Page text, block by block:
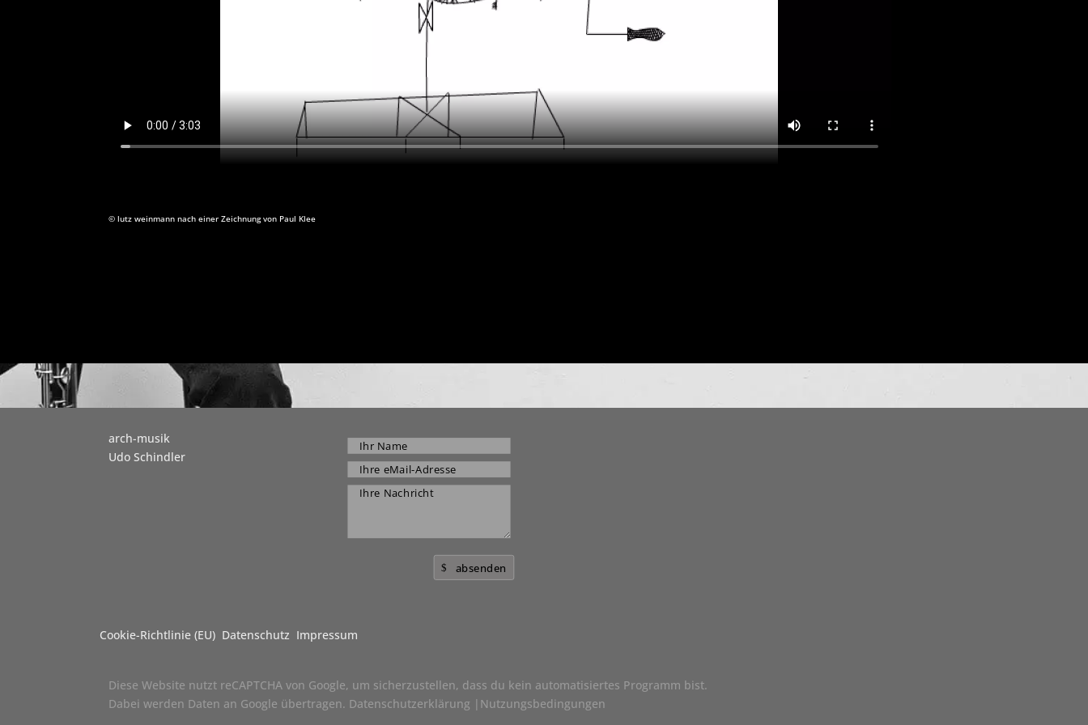
©lutz weinmann nach einer Zeichnung von Paul Klee
arch-musik
Udo Schindler
absenden
Cookie-Richtlinie (EU) Datenschutz Impressum
Diese Website nutzt reCAPTCHA von Google, um sicherzustellen, dass du kein automatisiertes Programm bist.
Dabei werden Daten an Google übertragen. Datenschutzerklärung | Nutzungsbedingungen